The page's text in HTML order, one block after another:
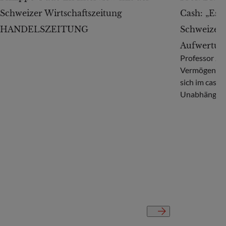
Schweizer Wirtschaftszeitung
HANDELSZEITUNG
Cash: „Es
Schweizer
Professor
sich im